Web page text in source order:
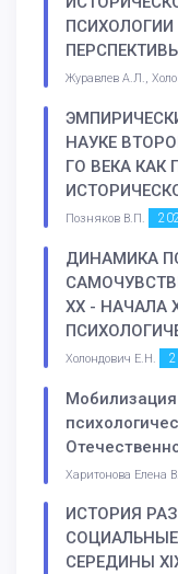
ПСИХОЛОГИИ
Журавлев А.Л.,
НАУКЕ
ГО ВЕКА КАК
Позняков В.П.
ДИНАМИКА
XX - НАЧАЛА
Холондович Е.Н.
Харитонова Елена В.
ИСТОРИЯ
СЕРЕДИНЫ